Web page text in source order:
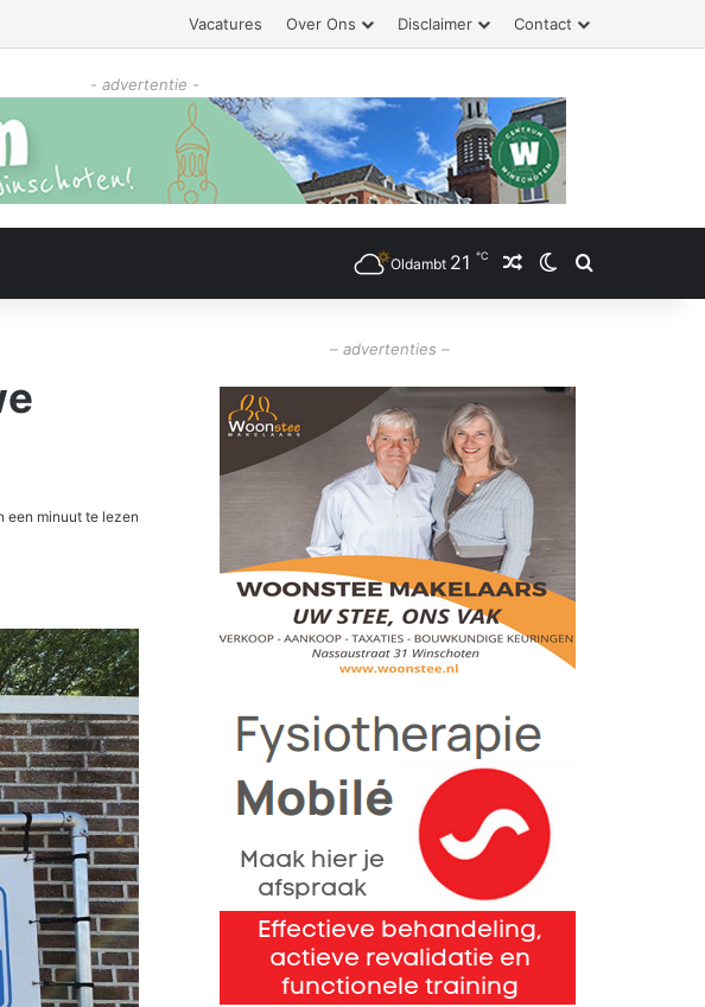
Vacatures Over Ons Disclaimer Contact
- advertentie -
Oldambt 21 ℃ Willekeurig artikel
Switch skin
Zoeken
een minuut te lezen
– advertenties –